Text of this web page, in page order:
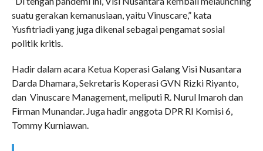
suatu gerakan kemanusiaan, yaitu Vinuscare,” kata
Yusfitriadi yang juga dikenal sebagai pengamat sosial
politik kritis.
Hadir dalam acara Ketua Koperasi Galang Visi Nusantara
Darda Dhamara, Sekretaris Koperasi GVN Rizki Riyanto,
dan Vinuscare Management, meliputi R. Nurul Imaroh dan
Firman Munandar. Juga hadir anggota DPR RI Komisi 6,
Tommy Kurniawan.